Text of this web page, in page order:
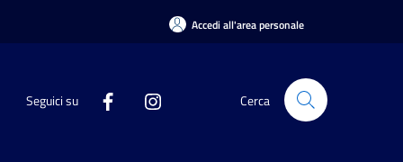
Accedi all'area personale
Seguici su Cerca